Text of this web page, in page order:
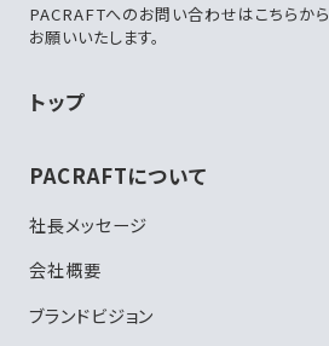
PACRAFTへのお問い合わせはこちらから
お願いいたします。
トップ
PACRAFTについて
社長メッセージ
会社概要
ブランドビジョン